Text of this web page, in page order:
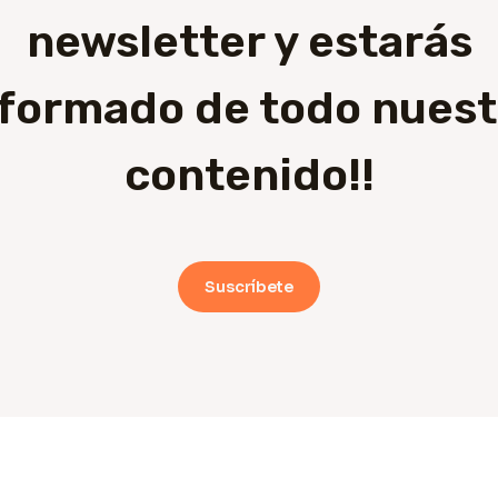
newsletter y estarás
de todo
contenido!!
Suscríbete